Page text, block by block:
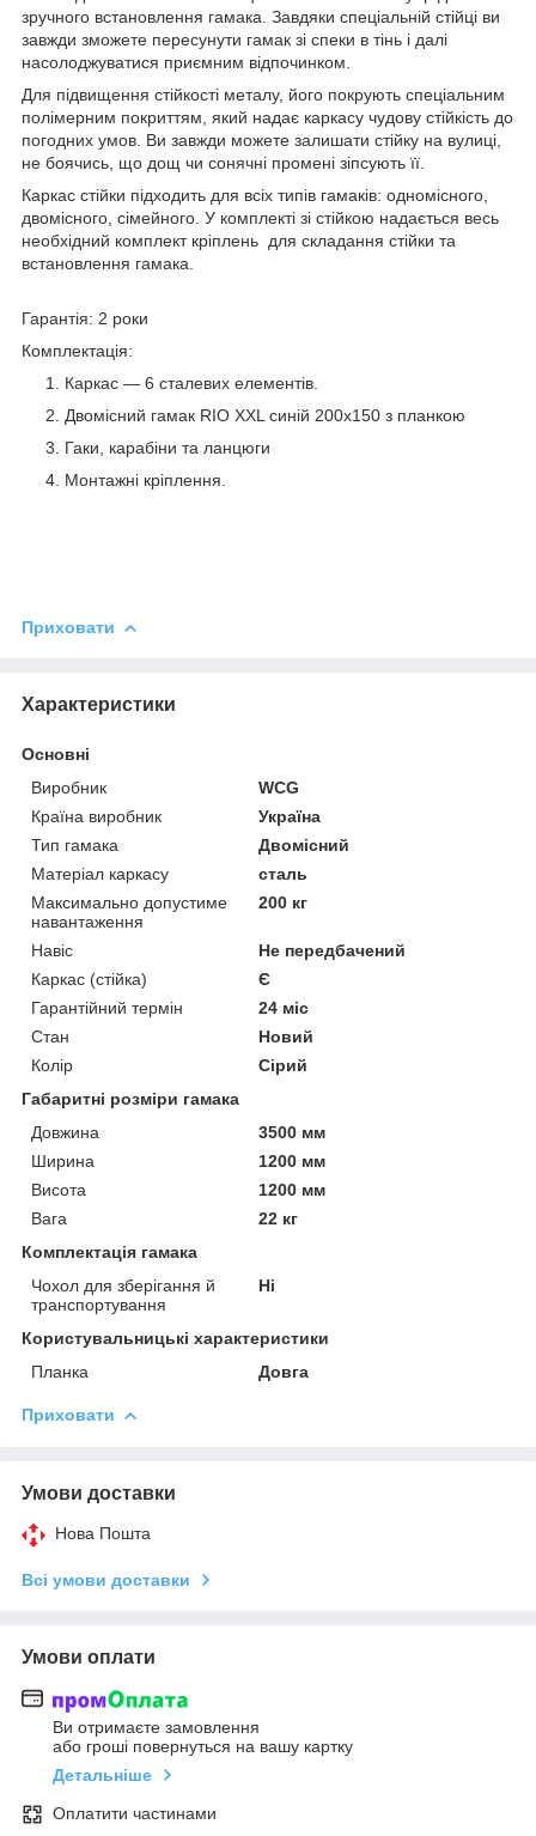
зручного встановлення гамака. Завдяки спеціальній стійці ви
завжди зможете пересунути гамак зі спеки в тінь і далі
насолоджуватися приємним відпочинком.
Для підвищення стійкості металу, його покрують спеціальним
полімерним покриттям, який надає каркасу чудову стійкість до
погодних умов. Ви завжди можете залишати стійку на вулиці,
не боячись, що дощ чи сонячні промені зіпсують її.
Каркас стійки підходить для всіх типів гамаків: одномісного,
двомісного, сімейного. У комплекті зі стійкою надається весь
необхідний комплект кріплень для складання стійки та
встановлення гамака.
Гарантія: 2 роки
Комплектація:
Каркас — 6 сталевих елементів.
Двомісний гамак RIO XXL синій 200х150 з планкою
Гаки, карабіни та ланцюги
Монтажні кріплення.
Приховати
Характеристики
Основні
Виробник
WCG
Країна виробник
Україна
Тип гамака
Двомісний
Матеріал каркасу
сталь
Максимально допустиме
навантаження
200 кг
Навіс
Не передбачений
Каркас (стійка)
Є
Гарантійний термін
24 міс
Стан
Новий
Колір
Сірий
Габаритні розміри гамака
Довжина
3500 мм
Ширина
1200 мм
Висота
1200 мм
Вага
22 кг
Комплектація гамака
Чохол для зберігання й
транспортування
Ні
Користувальницькі характеристики
Планка
Довга
Приховати
Умови доставки
Нова Пошта
Всі умови доставки
Умови оплати
Ви отримаєте замовлення
або гроші повернуться на вашу картку
Детальніше
Оплатити частинами